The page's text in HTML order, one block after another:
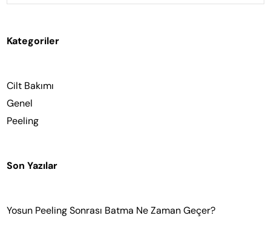
Kategoriler
Cilt Bakımı
Genel
Peeling
Son Yazılar
Yosun Peeling Sonrası Batma Ne Zaman Geçer?